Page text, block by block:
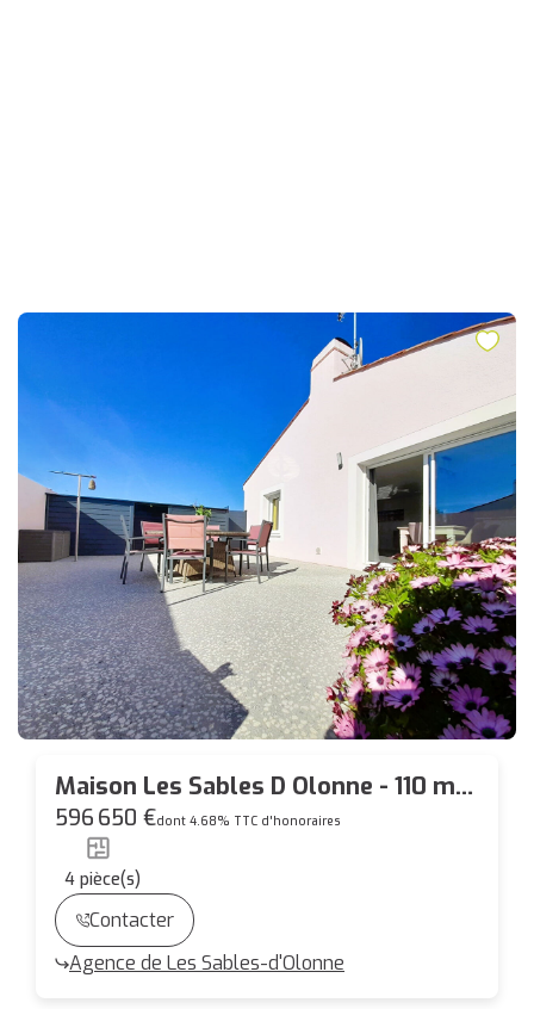
Maison Les Sables D Olonne - 110 m²
hab
596 650 €dont 4.68% TTC d'honoraires
4 pièce(s)
Contacter
Agence de Les Sables-d'Olonne